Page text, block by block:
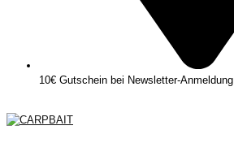
10€ Gutschein bei Newsletter-Anmeldung